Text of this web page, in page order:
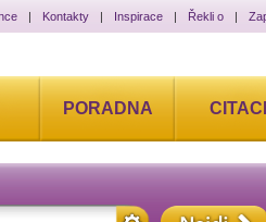
| Kontakty | Inspirace | Řekli o |
PORADNA